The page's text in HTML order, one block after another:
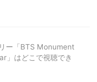
ー「BTS Monument
」はどこで視聴でき